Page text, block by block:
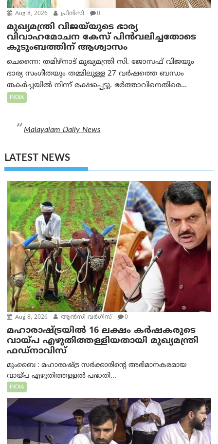
Aug 8, 2026 പ്രിന്‍സി 0
മുഖ്യമന്ത്രി വിജയ്‌യുടെ ഭാര്യ
വിവാഹമോചന കേസ് പിൻവലിച്ചതോടെ
കുടുംബത്തിന് ആശ്വാസം
ചെന്നൈ: തമിഴ്‌നാട് മുഖ്യമന്ത്രി സി. ജോസഫ് വിജയും
ഭാര്യ സംഗീതയും തമ്മിലുള്ള 27 വർഷത്തെ ബന്ധം
തകർച്ചയിൽ നിന്ന് രക്ഷപ്പെട്ടു. ഭർത്താവിനെതിരെ...
INDIA
Malayalam Daily News
LATEST NEWS
Aug 8, 2026 ആന്‍സി വര്‍ഗീസ് 0
മഹാരാഷ്ട്രയിൽ 16 ലക്ഷം കർഷകരുടെ
വായ്പ എഴുതിത്തള്ളിയതായി മുഖ്യമന്ത്രി
ഫഡ്‌നാവിസ്
മുംബൈ : മഹാരാഷ്ട്ര സർക്കാരിന്റെ അഭിമാനകരമായ
വായ്പ എഴുതിത്തള്ളൽ പദ്ധതി...
INDIA